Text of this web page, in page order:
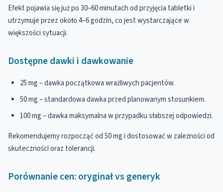
Efekt pojawia się już po 30–60 minutach od przyjęcia tabletki i
utrzymuje przez około 4–6 godzin, co jest wystarczające w
większości sytuacji.
Dostępne dawki i dawkowanie
25 mg – dawka początkowa wrażliwych pacjentów.
50 mg – standardowa dawka przed planowanym stosunkiem.
100 mg – dawka maksymalna w przypadku słabszej odpowiedzi.
Rekomendujemy rozpocząć od 50 mg i dostosować w zależności od
skuteczności oraz tolerancji.
Porównanie cen: oryginał vs generyk